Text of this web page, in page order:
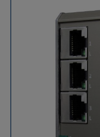
associé à une
durabilité face aux
environnementales. L’appareil fonctionne avec une
alimentation 24 VAC/
de tension. Il dispose
les inversions de
courant d’appel,
la mise sous tension. Tous les connecteurs sont
positionnés en façade
à son montage sur rail
rapide, stable et
électriques compactes. Compatible avec les réseaux
PROFINET, ce switch
économique, fiable et
applications